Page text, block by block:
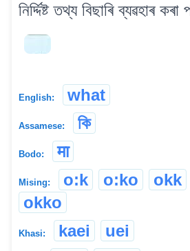
নিৰ্দ্দিষ্ট তথ্য বিছাৰি ব্যৱহাৰ
English: what
Assamese: কি
Bodo: मा
Mising: o:k o:ko okk
okko
Khasi: kaei uei